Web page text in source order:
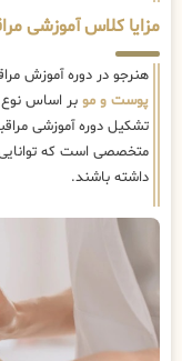
مزایا کلاس آموزشی
هنرجو در دوره آموزش
پوست و مو بر اساس
تشکیل دوره آموزشی
متخصصی است که
داشته باشند.